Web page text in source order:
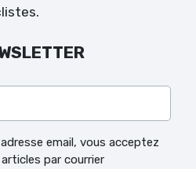
email, vous acceptez
par courrier